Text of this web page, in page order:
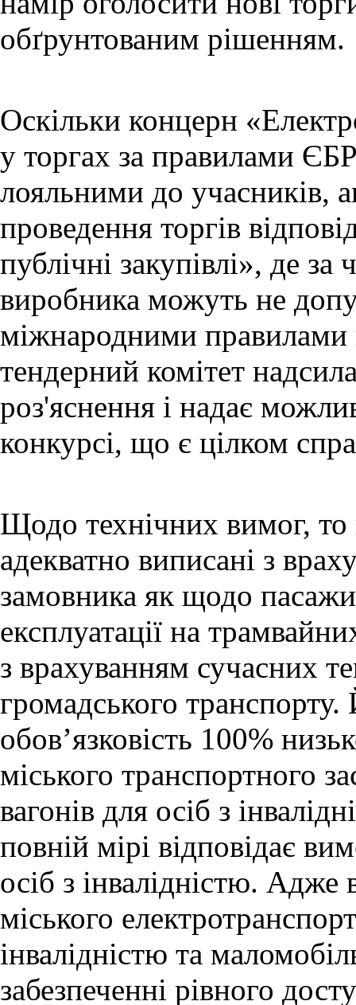
обґрунтованим рішенням.
Оскільки концерн
у торгах за правилами
лояльними до учасників,
проведення торгів
публічні закупівлі», де
виробника можуть не
міжнародними правилами
тендерний комітет
роз'яснення і надає
конкурсі, що є цілком
Щодо технічних вимог,
адекватно виписані з
замовника як щодо
експлуатації на
з врахуванням сучасних
громадського
обов’язковість 100%
міського транспортного
вагонів для осіб з
повній мірі відповідає
осіб з інвалідністю. Адже
міського
інвалідністю та
забезпеченні рівного